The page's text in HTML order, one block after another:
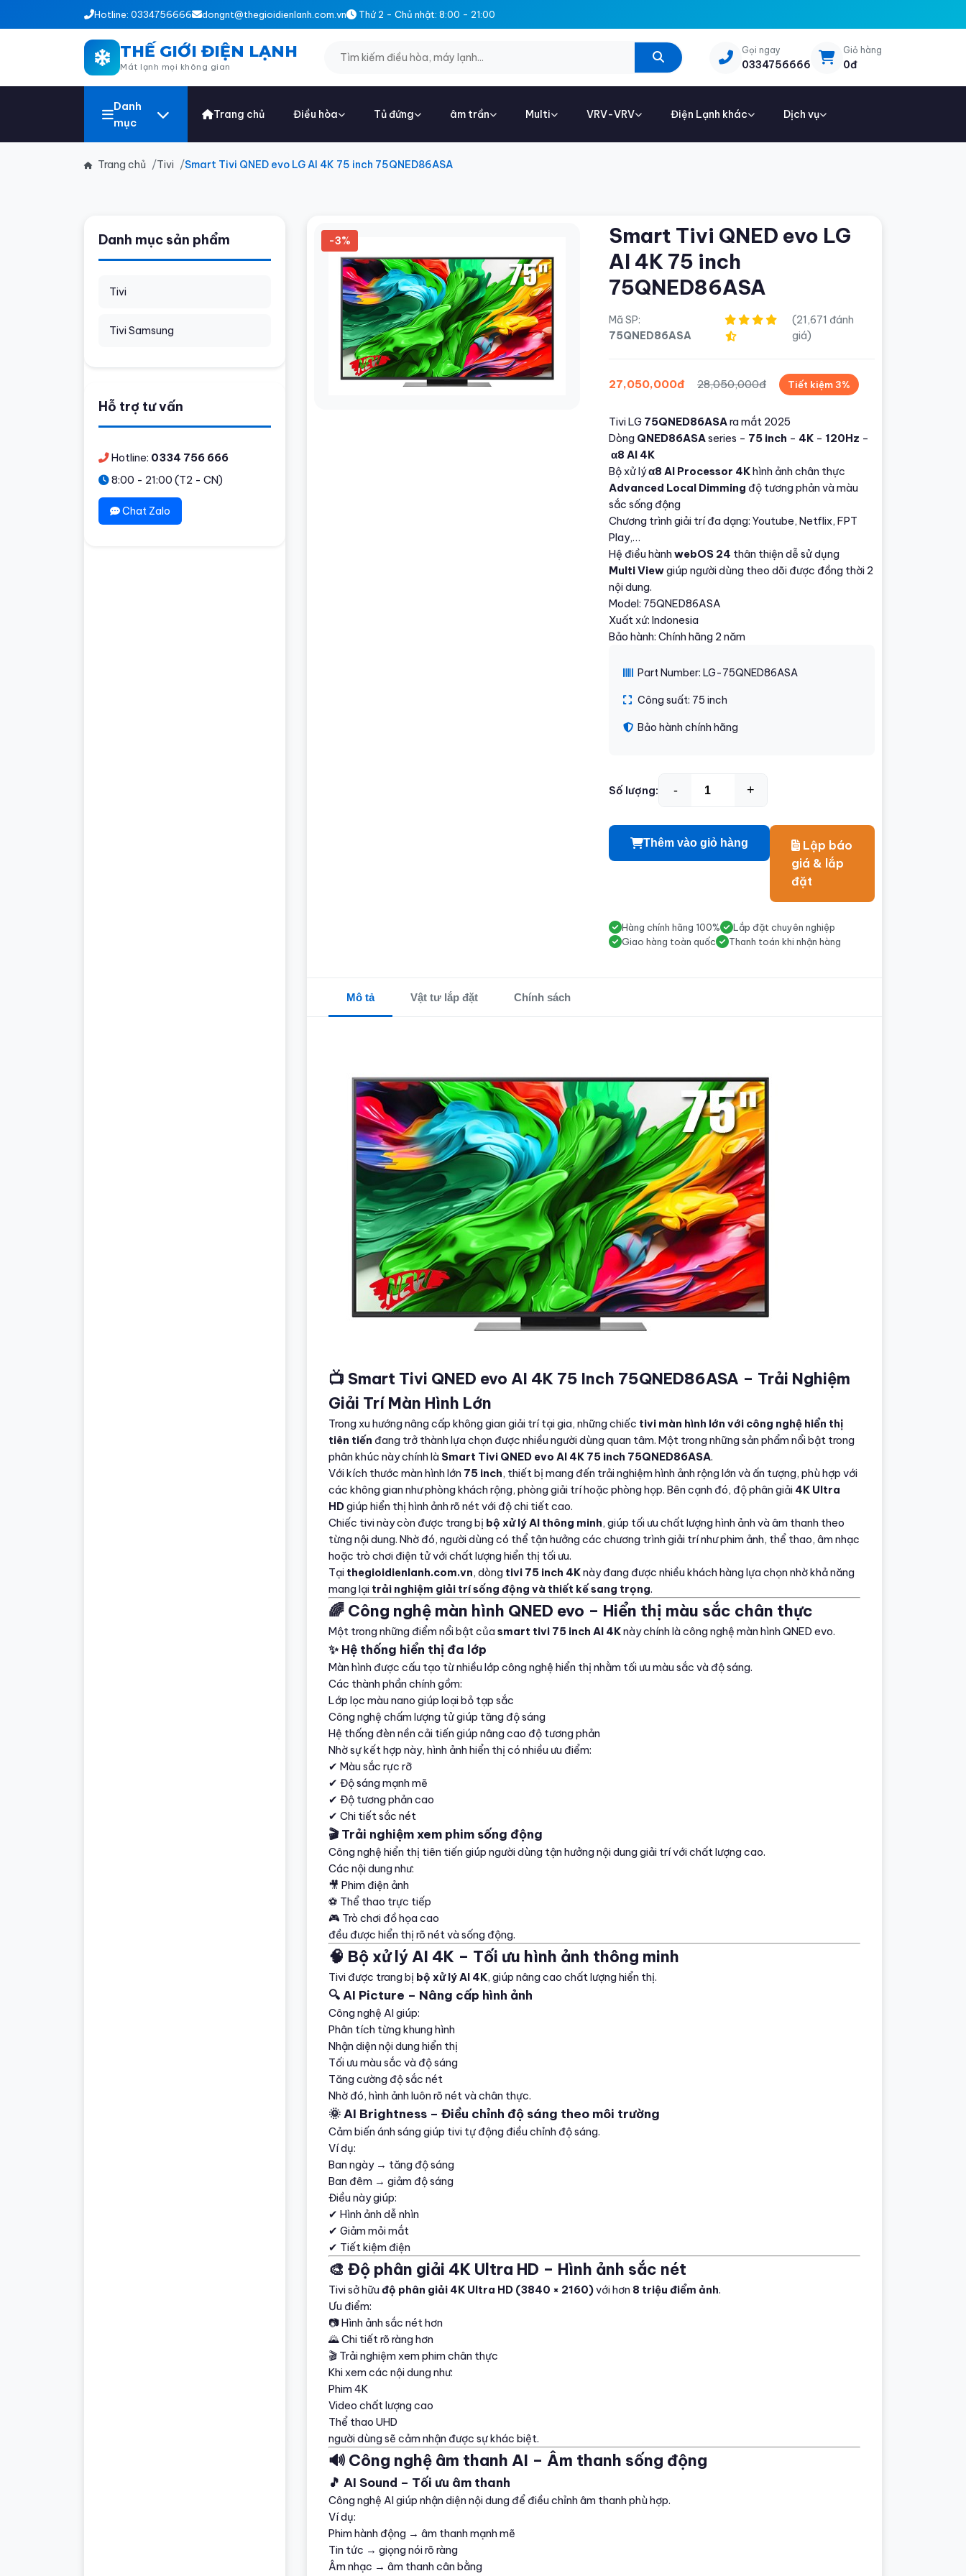
Hotline: 0334756666 dongnt@thegioidienlanh.com.vn Thứ 2 - Chủ nhật: 8:00 - 21:00
THẾ GIỚI ĐIỆN LẠNH
Mát lạnh mọi không gian
Gọi ngay
0334756666
Giỏ hàng
0đ
Danh
mục
Trang chủ Điều hòa Tủ đứng âm trần Multi VRV-VRV Điện Lạnh khác Dịch vụ
Trang chủ Tivi Smart Tivi QNED evo LG AI 4K 75 inch 75QNED86ASA
Danh mục sản phẩm
Tivi
Tivi Samsung
Hỗ trợ tư vấn
Hotline: 0334 756 666
8:00 - 21:00 (T2 - CN)
Chat Zalo
-3%
Smart Tivi QNED evo LG
AI 4K 75 inch
75QNED86ASA
Mã SP:
75QNED86ASA
(21,671 đánh
giá)
27,050,000đ 28,050,000đ Tiết kiệm 3%
Tivi LG 75QNED86ASAra mắt 2025
Dòng QNED86ASAseries – 75 inch – 4K – 120Hz –
α8 AI 4K
Bộ xử lýα8 AI Processor 4Khình ảnh chân thực
Advanced Local Dimming độ tương phản và màu
sắc sống động
Chương trình giải trí đa dạng: Youtube, Netflix, FPT
Play,…
Hệ điều hànhwebOS 24 thân thiện dễ sử dụng
Multi Viewgiúp người dùng theo dõi được đồng thời 2
nội dung.
Model: 75QNED86ASA
Xuất xứ: Indonesia
Bảo hành: Chính hãng 2 năm
Part Number: LG-75QNED86ASA
Công suất: 75 inch
Bảo hành chính hãng
Số lượng: - +
Thêm vào giỏ hàng
Lập báo
giá & lắp
đặt
Hàng chính hãng 100%
Lắp đặt chuyên nghiệp
Giao hàng toàn quốc
Thanh toán khi nhận hàng
Mô tả Vật tư lắp đặt Chính sách
📺 Smart Tivi QNED evo AI 4K 75 Inch 75QNED86ASA – Trải Nghiệm
Giải Trí Màn Hình Lớn
Trong xu hướng nâng cấp không gian giải trí tại gia, những chiếc tivi màn hình lớn với công nghệ hiển thị
tiên tiến đang trở thành lựa chọn được nhiều người dùng quan tâm. Một trong những sản phẩm nổi bật trong
phân khúc này chính là Smart Tivi QNED evo AI 4K 75 inch 75QNED86ASA.
Với kích thước màn hình lớn 75 inch, thiết bị mang đến trải nghiệm hình ảnh rộng lớn và ấn tượng, phù hợp với
các không gian như phòng khách rộng, phòng giải trí hoặc phòng họp. Bên cạnh đó, độ phân giải 4K Ultra
HDgiúp hiển thị hình ảnh rõ nét với độ chi tiết cao.
Chiếc tivi này còn được trang bị bộ xử lý AI thông minh, giúp tối ưu chất lượng hình ảnh và âm thanh theo
từng nội dung. Nhờ đó, người dùng có thể tận hưởng các chương trình giải trí như phim ảnh, thể thao, âm nhạc
hoặc trò chơi điện tử với chất lượng hiển thị tối ưu.
Tại thegioidienlanh.com.vn, dòng tivi 75 inch 4Knày đang được nhiều khách hàng lựa chọn nhờ khả năng
mang lại trải nghiệm giải trí sống động và thiết kế sang trọng.
🌈 Công nghệ màn hình QNED evo – Hiển thị màu sắc chân thực
Một trong những điểm nổi bật củasmart tivi 75 inch AI 4Knày chính là công nghệ màn hình QNED evo.
✨ Hệ thống hiển thị đa lớp
Màn hình được cấu tạo từ nhiều lớp công nghệ hiển thị nhằm tối ưu màu sắc và độ sáng.
Các thành phần chính gồm:
Lớp lọc màu nano giúp loại bỏ tạp sắc
Công nghệ chấm lượng tử giúp tăng độ sáng
Hệ thống đèn nền cải tiến giúp nâng cao độ tương phản
Nhờ sự kết hợp này, hình ảnh hiển thị có nhiều ưu điểm:
✔ Màu sắc rực rỡ
✔ Độ sáng mạnh mẽ
✔ Độ tương phản cao
✔ Chi tiết sắc nét
🎬 Trải nghiệm xem phim sống động
Công nghệ hiển thị tiên tiến giúp người dùng tận hưởng nội dung giải trí với chất lượng cao.
Các nội dung như:
🎥 Phim điện ảnh
⚽ Thể thao trực tiếp
🎮 Trò chơi đồ họa cao
đều được hiển thị rõ nét và sống động.
🧠 Bộ xử lý AI 4K – Tối ưu hình ảnh thông minh
Tivi được trang bị bộ xử lý AI 4K, giúp nâng cao chất lượng hiển thị.
🔍 AI Picture – Nâng cấp hình ảnh
Công nghệ AI giúp:
Phân tích từng khung hình
Nhận diện nội dung hiển thị
Tối ưu màu sắc và độ sáng
Tăng cường độ sắc nét
Nhờ đó, hình ảnh luôn rõ nét và chân thực.
🌞 AI Brightness – Điều chỉnh độ sáng theo môi trường
Cảm biến ánh sáng giúp tivi tự động điều chỉnh độ sáng.
Ví dụ:
Ban ngày → tăng độ sáng
Ban đêm → giảm độ sáng
Điều này giúp:
✔ Hình ảnh dễ nhìn
✔ Giảm mỏi mắt
✔ Tiết kiệm điện
🎨 Độ phân giải 4K Ultra HD – Hình ảnh sắc nét
Tivi sở hữuđộ phân giải 4K Ultra HD (3840 × 2160)với hơn 8 triệu điểm ảnh.
Ưu điểm:
📷 Hình ảnh sắc nét hơn
🌄 Chi tiết rõ ràng hơn
🎬 Trải nghiệm xem phim chân thực
Khi xem các nội dung như:
Phim 4K
Video chất lượng cao
Thể thao UHD
người dùng sẽ cảm nhận được sự khác biệt.
🔊 Công nghệ âm thanh AI – Âm thanh sống động
🎵 AI Sound – Tối ưu âm thanh
Công nghệ AI giúp nhận diện nội dung để điều chỉnh âm thanh phù hợp.
Ví dụ:
Phim hành động → âm thanh mạnh mẽ
Tin tức → giọng nói rõ ràng
Âm nhạc → âm thanh cân bằng